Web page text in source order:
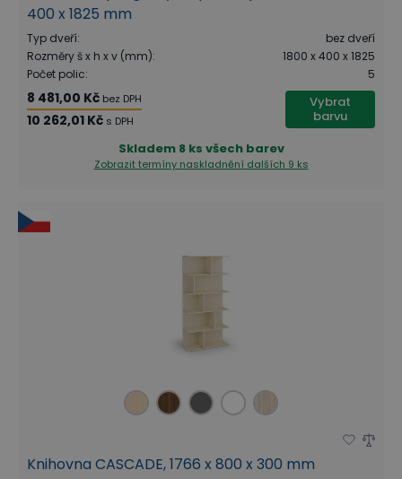
400 x 1825 mm
Typ dveří:
bez dveří
Rozměry š x h x v (mm):
1800 x 400 x 1825
Počet polic: 5
8 481,00 Kč bez DPH
10 262,01 Kč s DPH
Vybrat
barvu
Skladem 8 ks všech barev
Zobrazit termíny naskladnění dalších 9 ks
Knihovna CASCADE, 1766 x 800 x 300 mm